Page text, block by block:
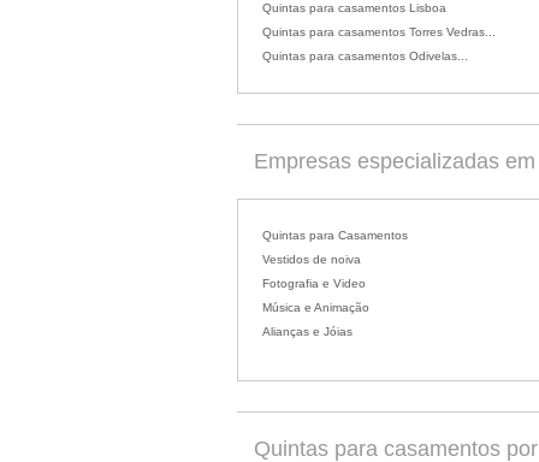
Quintas para casamentos Lisboa
Quintas para casamentos Torres Vedras...
Quintas para casamentos Odivelas...
Empresas especializadas
Quintas para Casamentos
Vestidos de noiva
Fotografia e Video
Música e Animação
Alianças e Jóias
Quintas para casamentos